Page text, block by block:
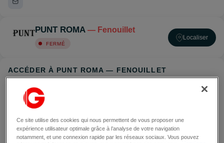
PUNT ROMA — Fenouillet
FERMÉ
Localiser
ACCÉDER À PUNT ROMA — FENOUILLET
Ce site utilise des cookies qui nous permettent de vous proposer une
expérience utilisateur optimale grâce à l’analyse de votre navigation
notamment, et une connexion rapide par les réseaux sociaux. Vous pouvez